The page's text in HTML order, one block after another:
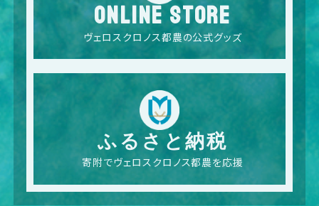
ONLINE STORE
ヴェロスクロノス都農の公式グッズ
ふるさと納税
寄附でヴェロスクロノス都農を応援